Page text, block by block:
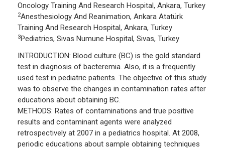
Oncology Training And Research Hospital, Ankara, Turkey
2Anesthesiology And Reanimation, Ankara Atatürk
Training And Research Hospital, Ankara, Turkey
3Pediatrics, Sivas Numune Hospital, Sivas, Turkey
INTRODUCTION: Blood culture (BC) is the gold standard
test in diagnosis of bacteremia. Also, it is a frequently
used test in pediatric patients. The objective of this study
was to observe the changes in contamination rates after
educations about obtaining BC.
METHODS: Rates of contaminations and true positive
results and contaminant agents were analyzed
retrospectively at 2007 in a pediatrics hospital. At 2008,
periodic educations about sample obtaining techniques